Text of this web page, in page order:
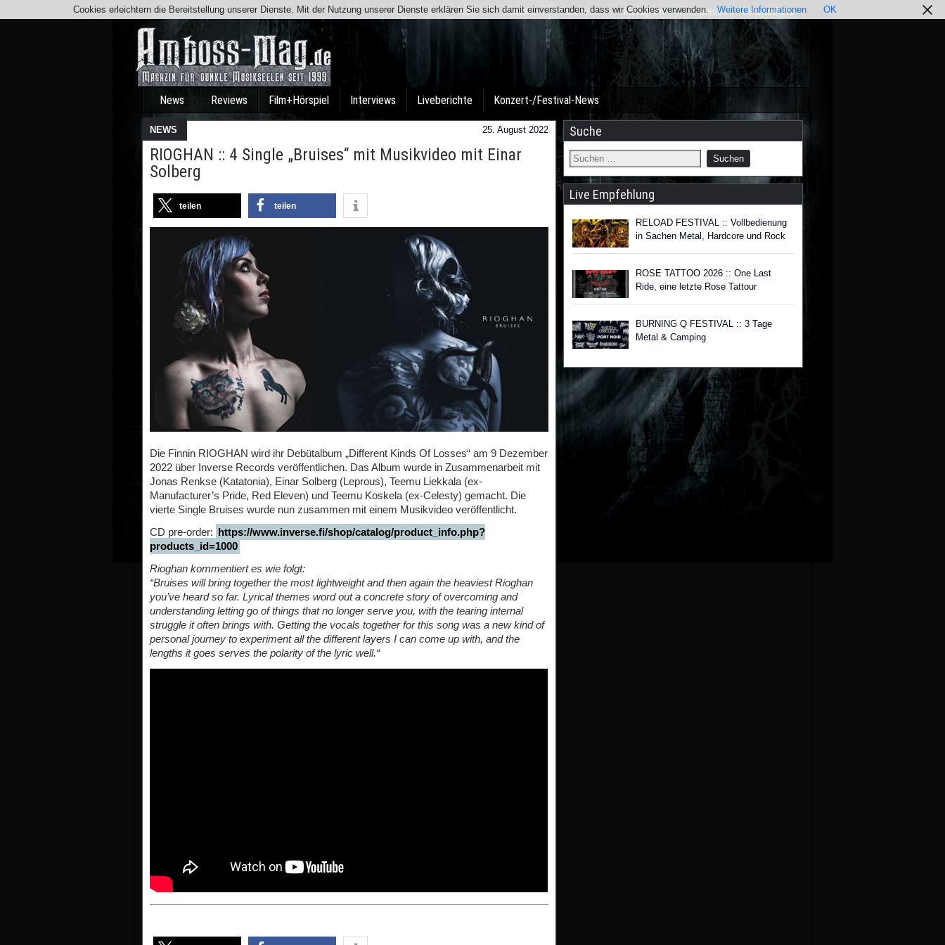
Team Kontakt Facebook Instagram Impressum / Datenschutz
News Reviews Film+Hörspiel Interviews Liveberichte Konzert-/Festival-News
NEWS 25. August 2022
RIOGHAN :: 4 Single „Bruises“ mit Musikvideo mit Einar
Solberg
teilen teilen
Die Finnin RIOGHAN wird ihr Debütalbum „Different Kinds Of Losses“ am 9 Dezember
2022 über Inverse Records veröffentlichen. Das Album wurde in Zusammenarbeit mit
Jonas Renkse (Katatonia), Einar Solberg (Leprous), Teemu Liekkala (ex-
Manufacturer’s Pride, Red Eleven) und Teemu Koskela (ex-Celesty) gemacht. Die
vierte Single Bruises wurde nun zusammen mit einem Musikvideo veröffentlicht.
CD pre-order: https://www.inverse.fi/shop/catalog/product_info.php?
products_id=1000
Rioghan kommentiert es wie folgt:
“Bruises will bring together the most lightweight and then again the heaviest Rioghan
you’ve heard so far. Lyrical themes word out a concrete story of overcoming and
understanding letting go of things that no longer serve you, with the tearing internal
struggle it often brings with. Getting the vocals together for this song was a new kind of
personal journey to experiment all the different layers I can come up with, and the
lengths it goes serves the polarity of the lyric well.“
Suche
Live Empfehlung
RELOAD FESTIVAL :: Vollbedienung
in Sachen Metal, Hardcore und Rock
ROSE TATTOO 2026 :: One Last
Ride, eine letzte Rose Tattour
BURNING Q FESTIVAL :: 3 Tage
Metal & Camping
Cookies erleichtern die Bereitstellung unserer Dienste. Mit der Nutzung unserer Dienste erklären Sie sich damit einverstanden, dass wir Cookies verwenden. Weitere Informationen OK